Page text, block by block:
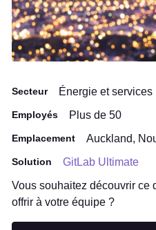
Secteur Énergie et services
Employés Plus de 50
Emplacement Auckland,
Solution
GitLab Ultimate
Vous souhaitez découvrir ce
offrir à votre équipe ?